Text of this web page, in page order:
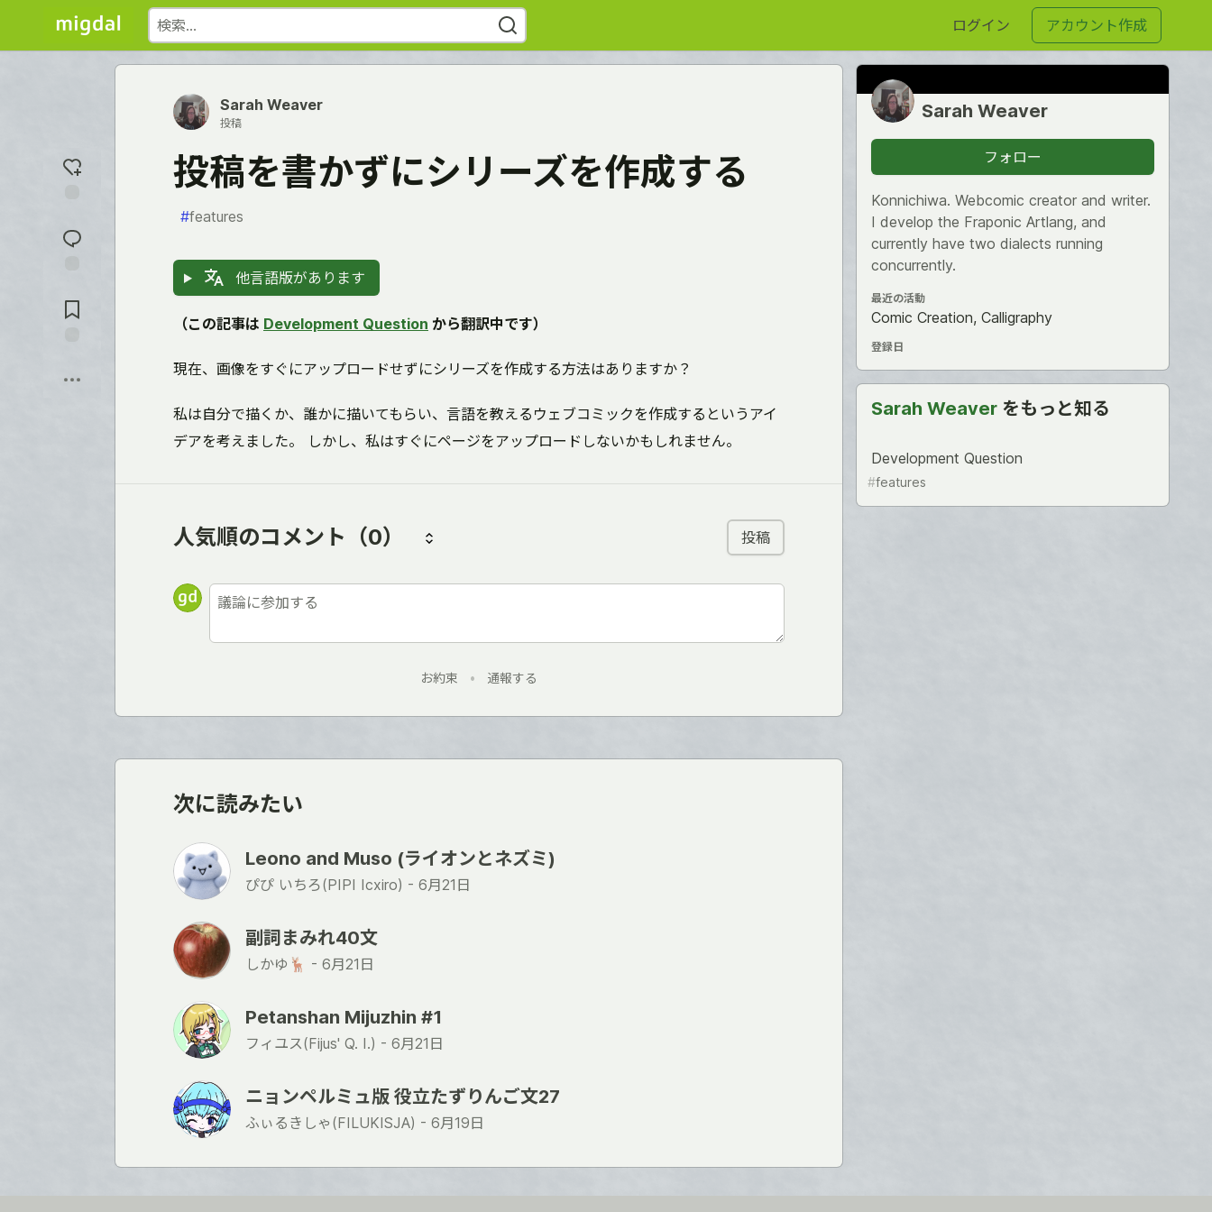
ログイン アカウント作成
応
を
メ
ン
ぶ
Sarah Weaver
投稿
投稿を書かずにシリーズを作成する
#features
他言語版があります
（この記事は Development Question から翻訳中です）
現在、画像をすぐにアップロードせずにシリーズを作成する方法はありますか？
私は自分で描くか、誰かに描いてもらい、言語を教えるウェブコミックを作成するというアイ
デアを考えました。 しかし、私はすぐにページをアップロードしないかもしれません。
人気順のコメント （0） 投稿
お約束 • 通報する
次に読みたい
Leono and Muso (ライオンとネズミ)
ぴぴ いちろ(PIPI Icxiro) - 6月21日
副詞まみれ40文
しかゆ🦌 - 6月21日
Petanshan Mijuzhin #1
フィユス(Fijus' Q. I.) - 6月21日
ニョンペルミュ版 役立たずりんご文27
ふぃるきしゃ(FILUKISJA) - 6月19日
Sarah Weaver
フォロー
Konnichiwa. Webcomic creator and writer.
I develop the Fraponic Artlang, and
currently have two dialects running
concurrently.
最近の活動
Comic Creation, Calligraphy
登録日
Sarah Weaver をもっと知る
Development Question
#features